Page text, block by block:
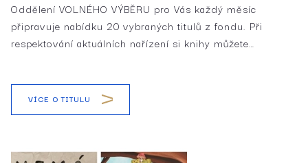
Oddělení VOLNÉHO VÝBĚRU pro Vás každý měsíc
připravuje nabídku 20 vybraných titulů z fondu. Při
respektování aktuálních nařízení si knihy můžete…
VÍCE O TITULU